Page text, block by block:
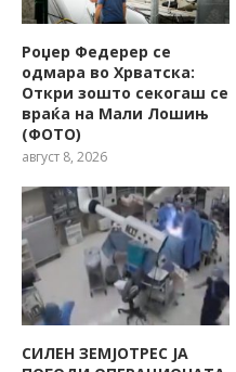
Роџер Федерер се
одмара во Хрватска:
Откри зошто секогаш се
враќа на Мали Лошињ
(ФОТО)
август 8, 2026
СИЛЕН ЗЕМЈОТРЕС ЈА